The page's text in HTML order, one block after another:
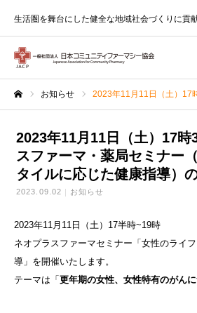
生活圏を舞台にした健全な地域社会づくりに貢
お知らせ 2023年11月11日（土）17時30分〜ネオプラスファーマ・薬局セ
2023年11月11日（土）17時
スファーマ・薬局セミナー
タイルに応じた健康指導）
2023.09.02 お知らせ
2023年11月11日（土）17半時~19時
ネオプラスファーマセミナー「女性のライ
導」を開催いたします。
テーマは「 更年期の女性、 女性特有のがんに